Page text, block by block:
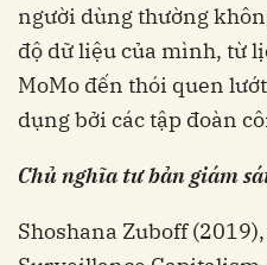
người dùng thường
độ dữ liệu của mình, từ
MoMo đến thói quen
dụng bởi các tập đoàn
Chủ nghĩa tư bản giám
Shoshana Zuboff